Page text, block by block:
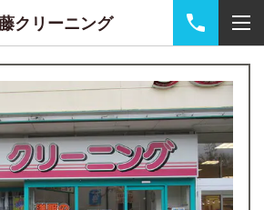
クリーニング